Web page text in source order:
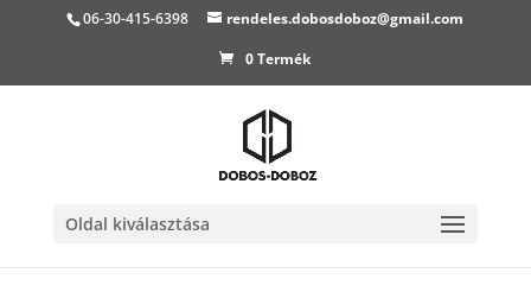
06-30-415-6398
rendeles.dobosdoboz@gmail.com
0 Termék
Oldal kiválasztása